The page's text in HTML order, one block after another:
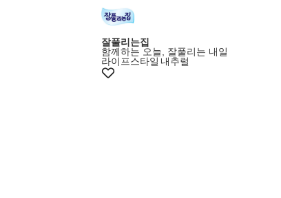
잘풀리는집
함께하는 오늘, 잘풀리는 내일
라이프스타일 내추럴